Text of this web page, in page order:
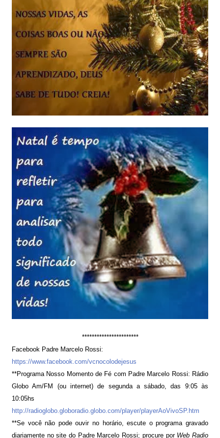
***********************
Facebook Padre Marcelo Rossi:
https://www.facebook.com/vcnocolodejesus
**Programa Nosso Momento de Fé com Padre Marcelo Rossi: Rádio
Globo Am/FM (ou internet) de segunda a sábado, das 9:05 às
10:05hs
http://radioglobo.globoradio.globo.com/player/playerAoVivoSP.htm
**Se você não pode ouvir no horário, escute o programa gravado
diariamente no site do Padre Marcelo Rossi; procure por Web Radio